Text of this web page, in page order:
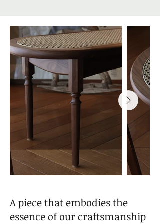
A piece that embodies the
essence of our craftsmanship